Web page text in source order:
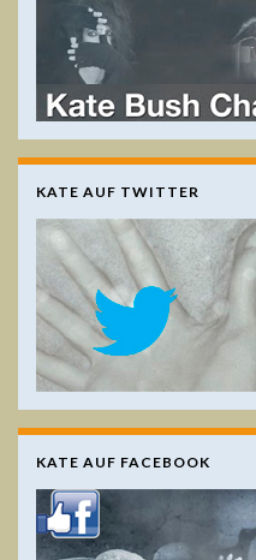
KATE AUF TWITTER
KATE AUF FACEBOOK